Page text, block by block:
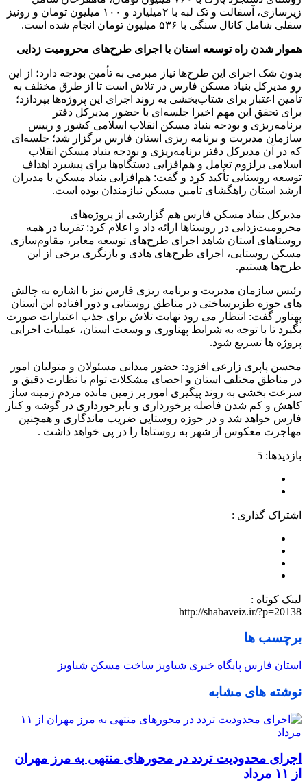
زیرسازی، آسفالت و تک لبه با ۲میلیارد و ۱۰۰ میلیون تومان و رونیز
سفلی شامل کانال سنگی با ۵۳۶ میلیون تومان انجام شده است.
هموار شدن راه توسعه استان با اجرای طرح‌های محرومیت زدایی
بدون شک اجرای این طرح‌ها نیاز مبرمی به تأمین بودجه دارد؛ از این
رو مدیرکل بنیاد مسکن فارس در تلاش است تا از طرق مختلف به
تأمین اعتبار برای شتاب‌بخشی به روند اجرای این پروژه‌ها بپردازد؛
برای تحقق این مهم اخیرا جلسه‌ای با حضور مدیرکل دفتر
برنامه‌ریزی و بودجه بنیاد مسکن انقلاب اسلامی کشور و رییس
سازمان مدیریت و برنامه ریزی استان فارس برگزار شد؛ جلسه‌ای
که در آن مدیرکل دفتر برنامه‌ریزی و بودجه بنیاد مسکن انقلاب
اسلامی برلزوم تعامل و هم‌افزایی دستگاه‌ها برای پیشبرد اهداف
توسعه روستایی تأکید کرد و گفت: هم‌افزایی بنیاد مسکن با مدیران
ارشد استان راهگشای تأمین مسکن نیازمندان بوده است.
مدیرکل بنیاد مسکن فارس هم گزارشی از پروژه‌های
محرومیت‌زدایی در روستاها ارائه داد و اعلام کرد: تقریبا در همه
روستاهای استان شاهد اجرای طرح‌های توسعه معابر، مقاوم‌سازی
مسکن روستایی، اجرای طرح‌های هادی و بازنگری برخی از این
طرح‌ها هستیم.
رئیس سازمان مدیریت و برنامه ریزی فارس نیز با اشاره به چالش
های حوزه طزیرساختی در مناطق روستایی و دور افتاده این استان
پهناور گفت: انتظار می رود نهایت تلاش برای جذب اعتبارات صورت
بگیرد تا با توجه به شرایط پهناوری و وسعت استان، عملیات اجرایی
پروژه ها تسریع شود.
محسن پاپری زارعی افزود: حضور میدانی مسئولان و متولیان امور
در مناطق مختلف استان و احصای مشکلات توام با نظارت دقیق و
سرعت بخشی به روند پیگیری امور بر زمین مانده مردم زمینه ساز
کاهش و کم شدن فاصله برخورداری و نابرخورداری در گوشه و کنار
فارس خواهد شد و در حوزه روستایی ضریب ماندگاری و همچنین
مهاجرت معکوس از شهر به روستاها را در پی خواهد داشت .
بازدیدها: 5
اشتراک گذاری :
لینک کوتاه :
http://shabaveiz.ir/?p=20138
برچسب ها
استان فارس پایگاه خبری شباویز ساخت مسکن شباویز
نوشته های مشابه
اجرای محدودیت تردد در محورهای منتهی به مرز مهران
از ۱۱ مرداد